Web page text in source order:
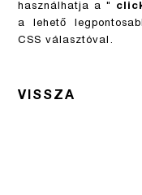
használhatja a "
a lehető
CSS választóval.
VISSZA